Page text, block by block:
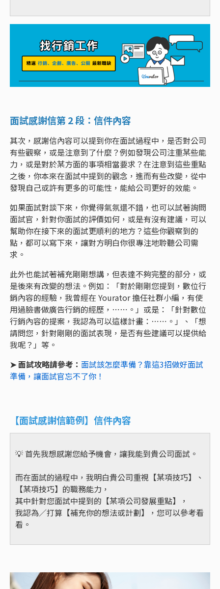
面試感謝信第 2 段：信件內容
其次，感謝信內容可以提到你在面試過程中，是否對公司
有些觀察，或是注意到了什麼？例如發現公司注重某些能
力，或是對於某方面的事項相當要求？在注意到這些重點
之後，你本來在面試中提到的觀念，進而有些改變，從中
發現自己或許有更多的可能性，能給公司更好的效能。
如果面試對談下來，你覺得氣氛還不錯，也可以試著詢問
面試官，針對你面試的評價如何，或是有沒有建議，可以
幫助你在接下來的面試更順利的地方？這些你觀察到的
點，都可以寫下來，讓對方明白你很專注地聆聽公司需
求。
此外也能試著補充剛剛想講，但表達不夠完整的部分，或
是後來有改變的想法。例如：「對於剛剛您提到，數位行
銷內容的經驗，我曾經在 Yourator 擔任社群小編，有使
用過臉書做廣告行銷的經歷，⋯⋯。」或是：「針對數位
行銷內容的提案，我認為可以這樣計畫：⋯⋯。」、「想
請問您，針對剛剛的面試表現，是否有些建議可以提供給
我呢？」等。
➤ 面試攻略請參考： 面試該怎麼準備？靠這3招做好面試
準備，讓面試官忘不了你！
【面試感謝信範例】信件內容
💡 首先我想感謝您給予機會，讓我能到貴公司面試。
而在面試的過程中，我明白貴公司重視【某項技巧】、
【某項技巧】的職務能力，
其中針對您面試中提到的【某項公司發展重點】，
我認為／打算【補充你的想法或計劃】，您可以參考看
看。